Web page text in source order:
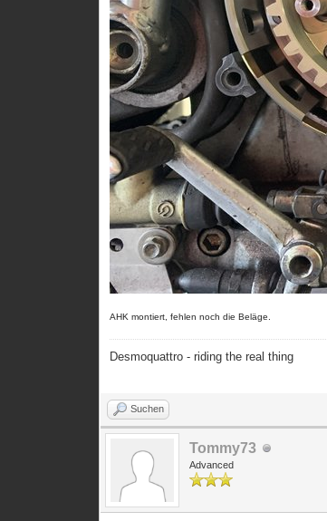
AHK montiert, fehlen noch die Beläge.
Desmoquattro - riding the real thing
Suchen
Tommy73
Advanced